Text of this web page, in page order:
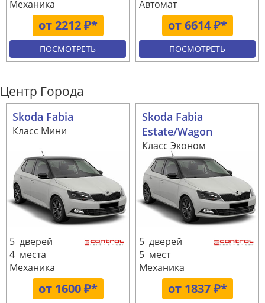
от 2212 ₽*
Механика
ПОСМОТРЕТЬ
от 6614 ₽*
Автомат
ПОСМОТРЕТЬ
Центр Города
Skoda Fabia
Класс Мини
от 1600 ₽*
5 дверей
4 места
Механика
Skoda Fabia
Estate/Wagon
Класс Эконом
от 1837 ₽*
5 дверей
5 мест
Механика